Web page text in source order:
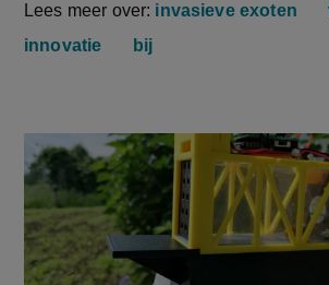
Lees meer over: invasieve exoten
innovatie
bij